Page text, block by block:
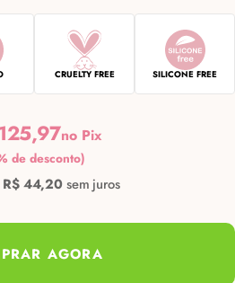
CRUELTY FREE SILICONE FREE
no Pix
de desconto)
R$ 44,20sem juros